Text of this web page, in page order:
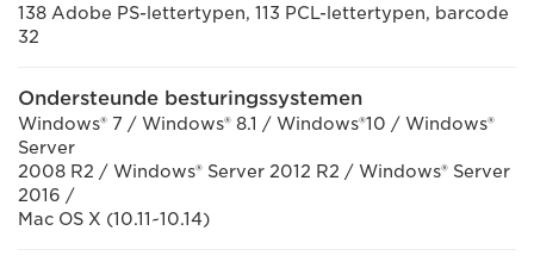
138 Adobe PS-lettertypen, 113 PCL-lettertypen, barcode
32
Ondersteunde besturingssystemen
Windows® 7 / Windows® 8.1 / Windows®10 / Windows®
Server
2008 R2 / Windows® Server 2012 R2 / Windows® Server
2016 /
Mac OS X (10.11~10.14)